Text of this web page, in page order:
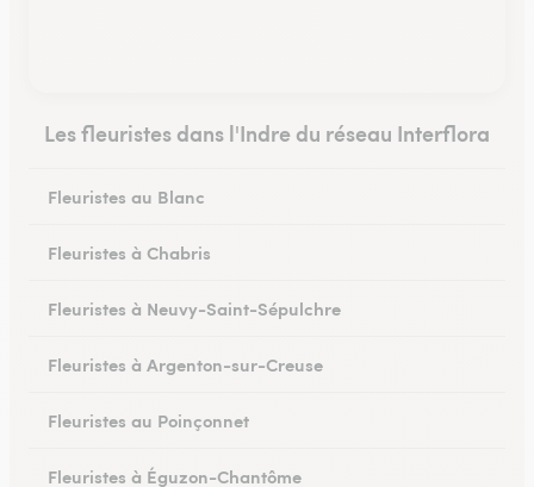
Les fleuristes dans l'Indre du réseau Interflora
Fleuristes au Blanc
Fleuristes à Chabris
Fleuristes à Neuvy-Saint-Sépulchre
Fleuristes à Argenton-sur-Creuse
Fleuristes au Poinçonnet
Fleuristes à Éguzon-Chantôme